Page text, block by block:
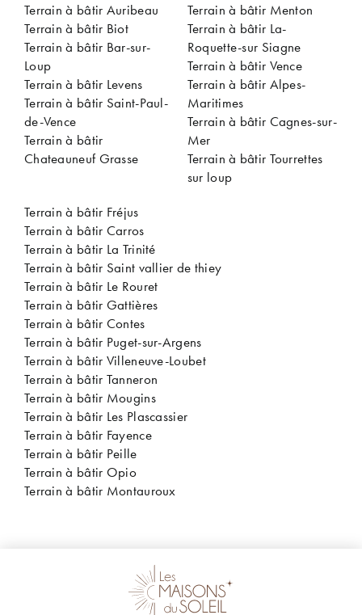
Terrain à bâtir Auribeau
Terrain à bâtir Biot
Terrain à bâtir Bar-sur-
Loup
Terrain à bâtir Levens
Terrain à bâtir Saint-Paul-
de-Vence
Terrain à bâtir
Chateauneuf Grasse
Terrain à bâtir Menton
Terrain à bâtir La-
Roquette-sur Siagne
Terrain à bâtir Vence
Terrain à bâtir Alpes-
Maritimes
Terrain à bâtir Cagnes-sur-
Mer
Terrain à bâtir Tourrettes
sur loup
Terrain à bâtir Fréjus
Terrain à bâtir Carros
Terrain à bâtir La Trinité
Terrain à bâtir Saint vallier de thiey
Terrain à bâtir Le Rouret
Terrain à bâtir Gattières
Terrain à bâtir Contes
Terrain à bâtir Puget-sur-Argens
Terrain à bâtir Villeneuve-Loubet
Terrain à bâtir Tanneron
Terrain à bâtir Mougins
Terrain à bâtir Les Plascassier
Terrain à bâtir Fayence
Terrain à bâtir Peille
Terrain à bâtir Opio
Terrain à bâtir Montauroux